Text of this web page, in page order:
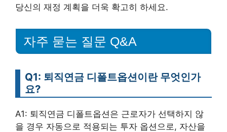
당신의 재정 계획을 더욱 확고히 하세요.
자주 묻는 질문 Q&A
Q1: 퇴직연금 디폴트옵션이란 무엇인가
요?
A1: 퇴직연금 디폴트옵션은 근로자가 선택하지 않
을 경우 자동으로 적용되는 투자 옵션으로, 자산을